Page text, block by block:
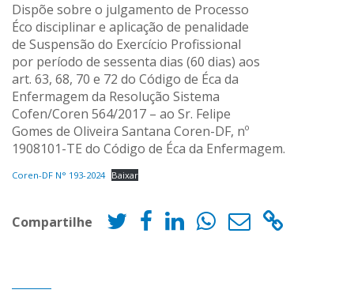
Dispõe sobre o julgamento de Processo
Éco disciplinar e aplicação de penalidade
de Suspensão do Exercício Profissional
por período de sessenta dias (60 dias) aos
art. 63, 68, 70 e 72 do Código de Éca da
Enfermagem da Resolução Sistema
Cofen/Coren 564/2017 – ao Sr. Felipe
Gomes de Oliveira Santana Coren-DF, nº
1908101-TE do Código de Éca da Enfermagem.
Coren-DF N° 193-2024 Baixar
Compartilhe